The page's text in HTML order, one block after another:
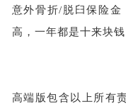
意外骨折/脱臼保险金
高，一年都是十来块
高端版包含以上所有